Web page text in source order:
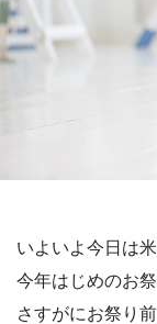
いよいよ今日は
今年はじめのお祭
さすがにお祭り